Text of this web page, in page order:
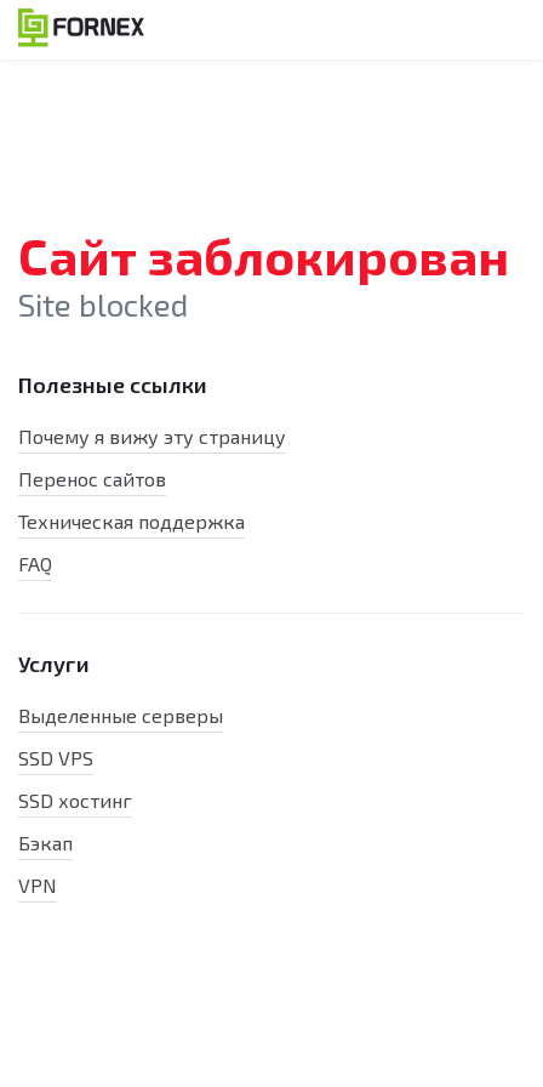
Сайт заблокирован
Site blocked
Полезные ссылки
Почему я вижу эту страницу
Перенос сайтов
Техническая поддержка
FAQ
Услуги
Выделенные серверы
SSD VPS
SSD хостинг
Бэкап
VPN